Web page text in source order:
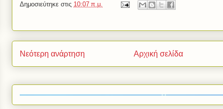
Δημοσιεύτηκε στις 10:07 π.μ.
Νεότερη ανάρτηση Αρχική σελίδα